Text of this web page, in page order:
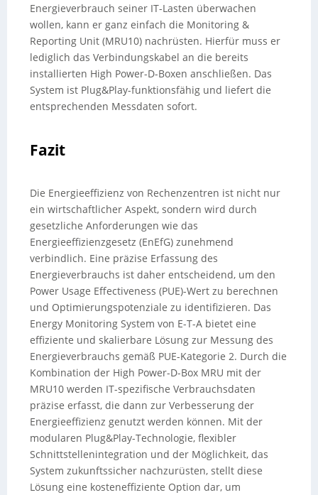
Energieverbrauch seiner IT-Lasten überwachen
wollen, kann er ganz einfach die Monitoring &
Reporting Unit (MRU10) nachrüsten. Hierfür muss er
lediglich das Verbindungskabel an die bereits
installierten High Power-D-Boxen anschließen. Das
System ist Plug&Play-funktionsfähig und liefert die
entsprechenden Messdaten sofort.
Fazit
Die Energieeffizienz von Rechenzentren ist nicht nur
ein wirtschaftlicher Aspekt, sondern wird durch
gesetzliche Anforderungen wie das
Energieeffizienzgesetz (EnEfG) zunehmend
verbindlich. Eine präzise Erfassung des
Energieverbrauchs ist daher entscheidend, um den
Power Usage Effectiveness (PUE)-Wert zu berechnen
und Optimierungspotenziale zu identifizieren. Das
Energy Monitoring System von E-T-A bietet eine
effiziente und skalierbare Lösung zur Messung des
Energieverbrauchs gemäß PUE-Kategorie 2. Durch die
Kombination der High Power-D-Box MRU mit der
MRU10 werden IT-spezifische Verbrauchsdaten
präzise erfasst, die dann zur Verbesserung der
Energieeffizienz genutzt werden können. Mit der
modularen Plug&Play-Technologie, flexibler
Schnittstellenintegration und der Möglichkeit, das
System zukunftssicher nachzurüsten, stellt diese
Lösung eine kosteneffiziente Option dar, um